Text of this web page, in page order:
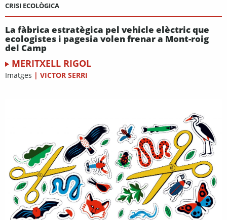
CRISI ECOLÒGICA
La fàbrica estratègica pel vehicle elèctric que
ecologistes i pagesia volen frenar a Mont-roig
del Camp
MERITXELL RIGOL
Imatges | VICTOR SERRI